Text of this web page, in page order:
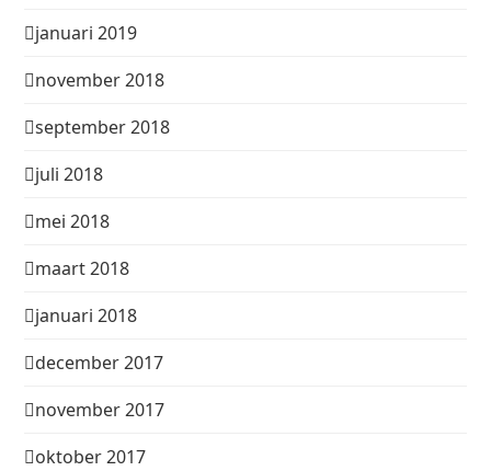
januari 2019
november 2018
september 2018
juli 2018
mei 2018
maart 2018
januari 2018
december 2017
november 2017
oktober 2017